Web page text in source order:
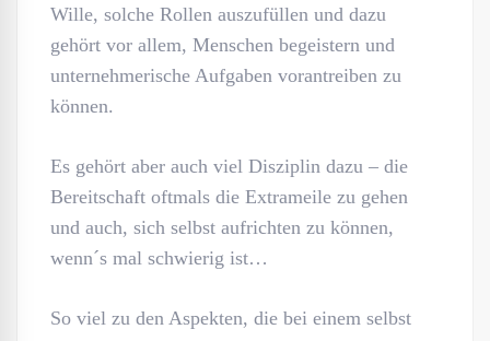
Wille, solche Rollen auszufüllen und dazu
gehört vor allem, Menschen begeistern und
unternehmerische Aufgaben vorantreiben zu
können.
Es gehört aber auch viel Disziplin dazu – die
Bereitschaft oftmals die Extrameile zu gehen
und auch, sich selbst aufrichten zu können,
wenn´s mal schwierig ist…
So viel zu den Aspekten, die bei einem selbst